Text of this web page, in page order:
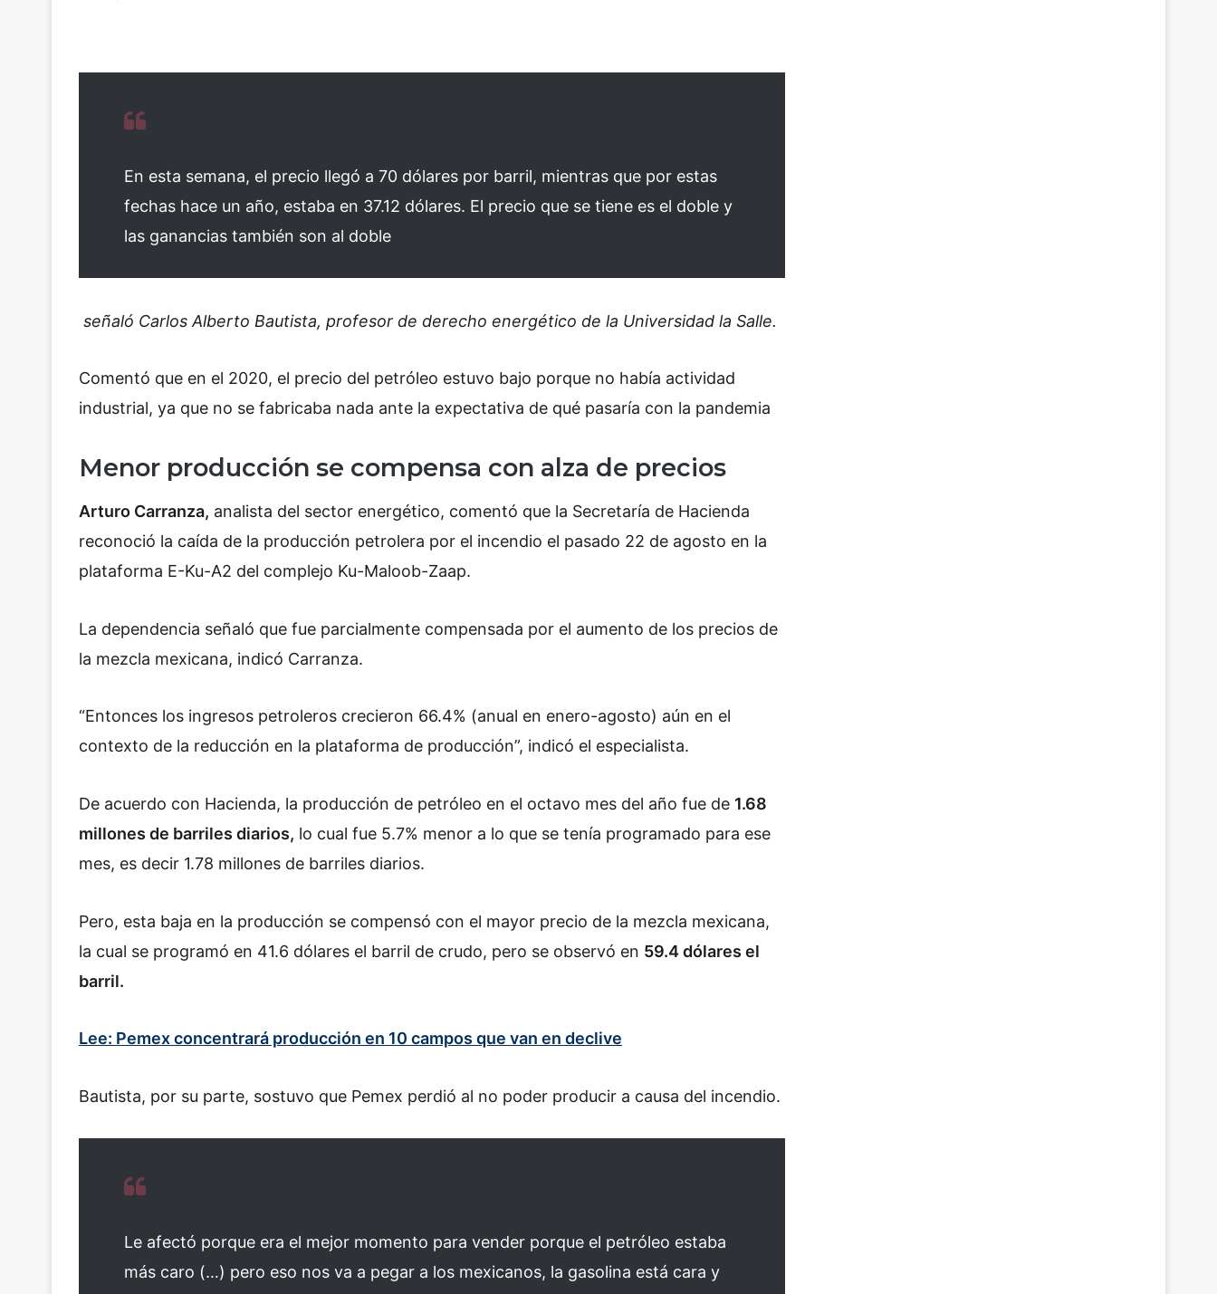
En esta semana, el precio llegó a 70 dólares por barril, mientras que por estas
fechas hace un año, estaba en 37.12 dólares. El precio que se tiene es el doble y
las ganancias también son al doble
señaló Carlos Alberto Bautista, profesor de derecho energético de la Universidad la Salle.
Comentó que en el 2020, el precio del petróleo estuvo bajo porque no había actividad
industrial, ya que no se fabricaba nada ante la expectativa de qué pasaría con la pandemia
Menor producción se compensa con alza de precios
Arturo Carranza, analista del sector energético, comentó que la Secretaría de Hacienda
reconoció la caída de la producción petrolera por el incendio el pasado 22 de agosto en la
plataforma E-Ku-A2 del complejo Ku-Maloob-Zaap.
La dependencia señaló que fue parcialmente compensada por el aumento de los precios de
la mezcla mexicana, indicó Carranza.
“Entonces los ingresos petroleros crecieron 66.4% (anual en enero-agosto) aún en el
contexto de la reducción en la plataforma de producción”, indicó el especialista.
De acuerdo con Hacienda, la producción de petróleo en el octavo mes del año fue de 1.68
millones de barriles diarios, lo cual fue 5.7% menor a lo que se tenía programado para ese
mes, es decir 1.78 millones de barriles diarios.
Pero, esta baja en la producción se compensó con el mayor precio de la mezcla mexicana,
la cual se programó en 41.6 dólares el barril de crudo, pero se observó en 59.4 dólares el
barril.
Lee: Pemex concentrará producción en 10 campos que van en declive
Bautista, por su parte, sostuvo que Pemex perdió al no poder producir a causa del incendio.
Le afectó porque era el mejor momento para vender porque el petróleo estaba
más caro (…) pero eso nos va a pegar a los mexicanos, la gasolina está cara y